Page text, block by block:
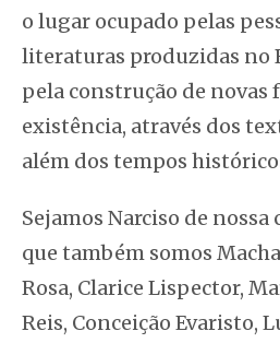
o lugar ocupado pelas
literaturas produzidas no
pela construção de novas
existência, através dos
além dos tempos
Sejamos Narciso de
que também somos
Rosa, Clarice Lispector,
Reis, Conceição Evaristo,